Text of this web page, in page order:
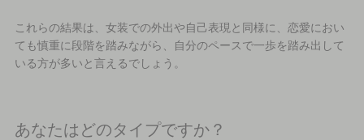
これらの結果は、女装での外出や自己表現と同様に、恋愛におい
ても慎重に段階を踏みながら、自分のペースで一歩を踏み出して
いる方が多いと言えるでしょう。
あなたはどのタイプですか？